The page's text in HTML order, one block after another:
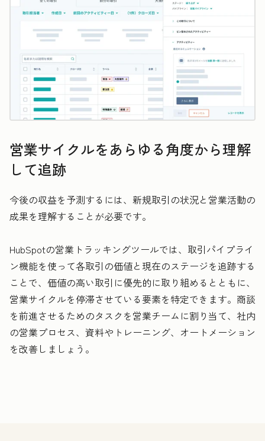
営業サイクルをあらゆる角度から理解
して追跡
今後の収益を予測するには、新規取引の状況と営業活動の
成果を理解することが必要です。
HubSpotの営業トラッキングツールでは、取引パイプライ
ン機能を使って各取引の価値と現在のステージを追跡する
ことで、価値の高い取引に優先的に取り組めるとともに、
営業サイクルを停滞させている要素を特定できます。商談
を前進させるためのタスクを営業チームに割り当て、社内
の営業プロセス、資料やトレーニング、オートメーション
を改善しましょう。